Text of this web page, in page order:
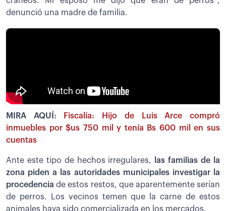
denunció una madre de familia.
MIRA AQUÍ:
Fiscalía: Hijo de Luis Arce compró
inmuebles por $us 750 mil y tenía Bs 600 mil en sus
cuentas
Ante este tipo de hechos irregulares,
las familias de la
zona piden a las autoridades municipales investigar la
procedencia de estos restos, que aparentemente serían
de perros. Los vecinos temen que la carne de estos
animales haya sido comercializada en los mercados.